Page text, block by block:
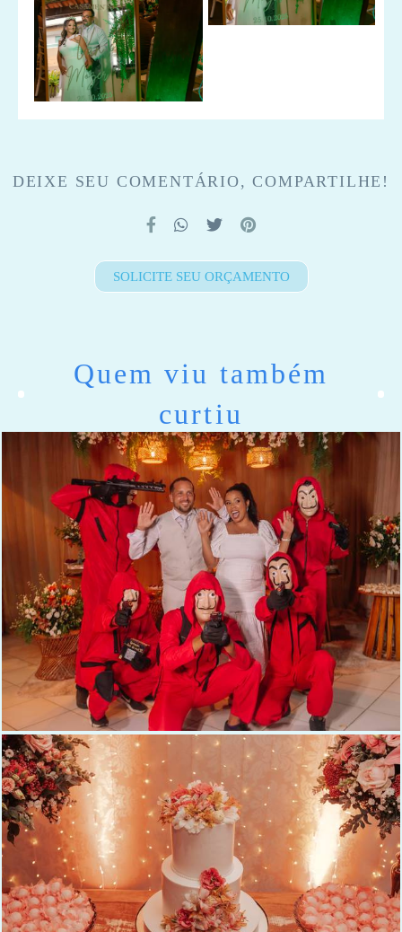
DEIXE SEU COMENTÁRIO, COMPARTILHE!
SOLICITE SEU ORÇAMENTO
Quem viu também
curtiu
234 0